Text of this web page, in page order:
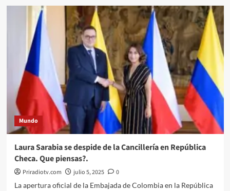
Corte
de
Michigan
en
Estados
Unidos
espera
a
alias
«Indio»
Mundo
Laura Sarabia se despide de la Cancillería en República
Checa. Que piensas?.
Priradiotv.com julio 5, 2025
0
La apertura oficial de la Embajada de Colombia en la República